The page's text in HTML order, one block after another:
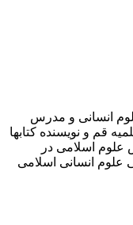
انسانی و مدرس
قم و نویسنده کتابها
اسلامی در
علوم انسانی اسلامی